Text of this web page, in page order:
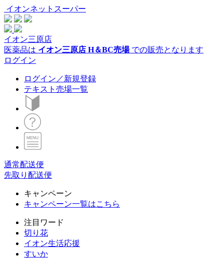
イオンネットスーパー
イオン三原店
医薬品は イオン三原店 H＆BC売場での販売となります
ログイン
ログイン／新規登録
テキスト売場一覧
通常配送便
先取り配送便
キャンペーン
キャンペーン一覧はこちら
注目ワード
切り花
イオン生活応援
すいか